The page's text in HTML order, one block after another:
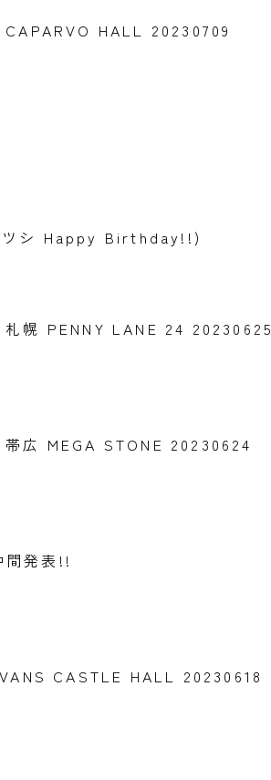
HALL 20230709
シ Happy Birthday!!)
PENNY LANE 24 20230625
MEGA STONE 20230624
間発表!!
CASTLE HALL 20230618